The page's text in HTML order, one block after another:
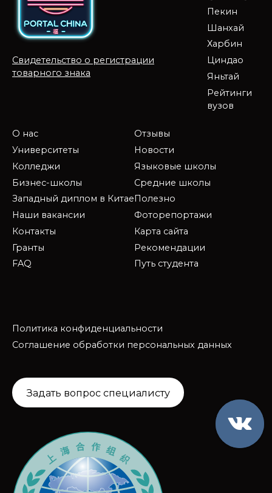
Свидетельство о регистрации
товарного знака
Пекин
Шанхай
Харбин
Циндао
Яньтай
Рейтинги
вузов
О нас
Университеты
Колледжи
Бизнес-школы
Западный диплом в Китае
Наши вакансии
Контакты
Гранты
FAQ
Отзывы
Новости
Языковые школы
Средние школы
Полезно
Фоторепортажи
Карта сайта
Рекомендации
Путь студента
Политика конфиденциальности
Соглашение обработки персональных данных
Задать вопрос специалисту